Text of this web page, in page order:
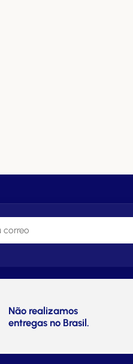
Não realizamos
entregas no Brasil.